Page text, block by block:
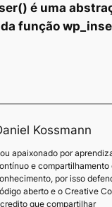
é uma
função
Kossmann
apaixonado por
e compartilhamento
por isso
aberto e o Creative
que compartilhar